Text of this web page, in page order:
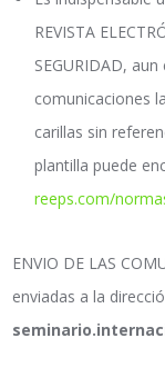
REVISTA
SEGURIDAD,
comunicaciones
carillas sin
plantilla puede
reeps.com/
ENVIO DE LAS
enviadas a la